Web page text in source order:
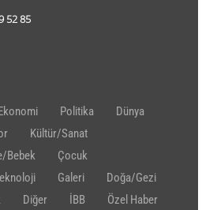
52 85
Politika
Dünya
Kültür/Sanat
Bebek
Çocuk
Galeri
Doğa/Gezi
Diğer İBB
Özel Haber